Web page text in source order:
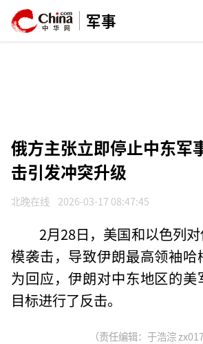
军事
俄方主张立即停止中东军
击引发冲突升级
北晚在线 2026-03-17 08:47:45
2月28日，美国和以色列
模袭击，导致伊朗最高领袖
为回应，伊朗对中东地区的美
目标进行了反击。
（责任编辑：于浩淙